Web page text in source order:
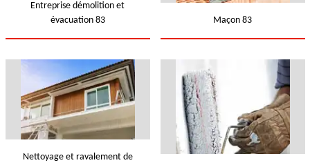
Entreprise démolition et
évacuation 83
Maçon 83
Nettoyage et ravalement de